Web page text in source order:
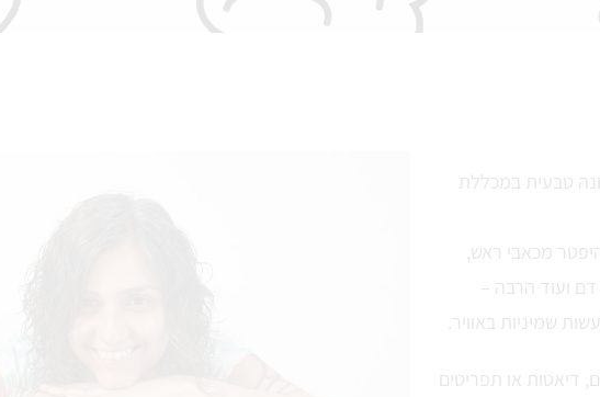
לתזונה טבעית. למדתי 3 שנים תזונה טבעית במכללת
מכאבי ראש,
ועוד הרבה –
שמיניות באוויר.
דיאטות או תפריטים